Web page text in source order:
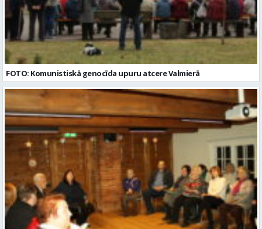
FOTO: Komunistiskā genocīda upuru atcere Valmierā